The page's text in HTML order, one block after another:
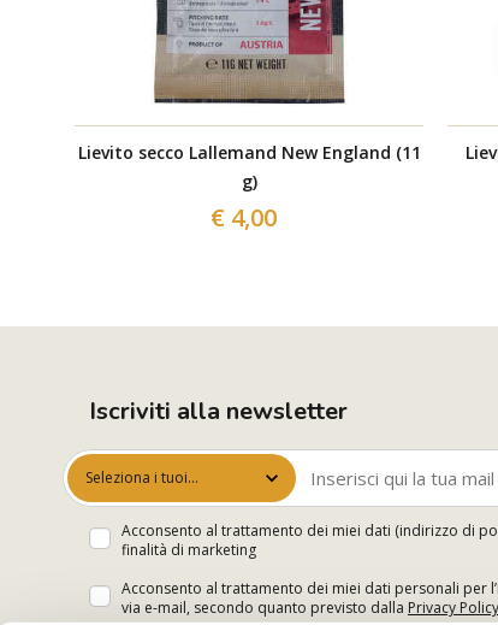
Lievito secco Lallemand New England (11
g)
€ 4,00
Iscriviti alla newsletter
Seleziona i tuoi
interessi
Acconsento al trattamento dei miei dati (indirizzo di
finalità di marketing
Acconsento al trattamento dei miei dati personali per
via e-mail, secondo quanto previsto dalla Privacy Policy